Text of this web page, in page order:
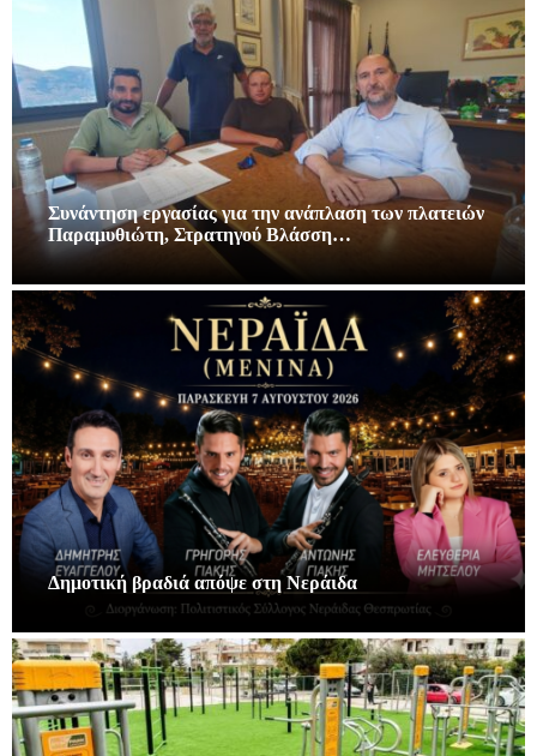
Συνάντηση εργασίας για την ανάπλαση των πλατειών
Παραμυθιώτη, Στρατηγού Βλάσση…
Δημοτική βραδιά απόψε στη Νεράιδα